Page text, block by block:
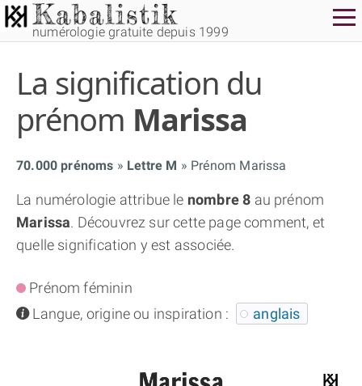
numérologie gratuite depuis 1999
La signification du
prénom Marissa
70.000 prénoms Lettre M Prénom Marissa
La numérologie attribue le nombre 8 au prénom
Marissa. Découvrez sur cette page comment, et
quelle signification y est associée.
Prénom féminin
infoLangue, origine ou inspiration : anglais
THÈME GRATUIT
THÈME NUMÉROLOGIQUE APPROFONDI
THÈME TEMPOREL
NUMÉROSCOPE
THÈME « DOUBLE JE »